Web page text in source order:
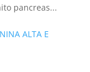
pancreas...